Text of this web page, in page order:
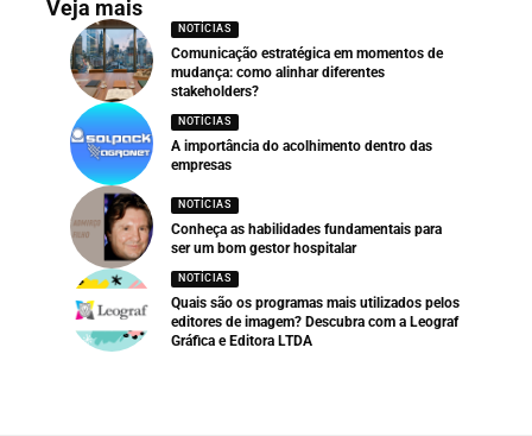
Veja mais
NOTÍCIAS
Comunicação estratégica em momentos de
mudança: como alinhar diferentes
stakeholders?
NOTÍCIAS
A importância do acolhimento dentro das
empresas
NOTÍCIAS
Conheça as habilidades fundamentais para
ser um bom gestor hospitalar
NOTÍCIAS
Quais são os programas mais utilizados pelos
editores de imagem? Descubra com a Leograf
Gráfica e Editora LTDA